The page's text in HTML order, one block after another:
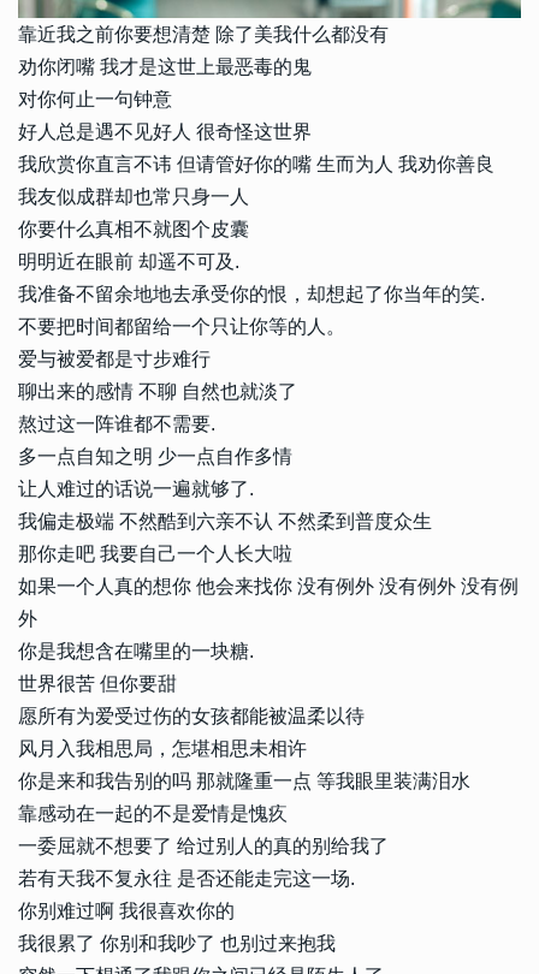
靠近我之前你要想清楚 除了美我什么都没有
劝你闭嘴 我才是这世上最恶毒的鬼
对你何止一句钟意
好人总是遇不见好人 很奇怪这世界
我欣赏你直言不讳 但请管好你的嘴 生而为人 我劝你善良
我友似成群却也常只身一人
你要什么真相不就图个皮囊
明明近在眼前 却遥不可及.
我准备不留余地地去承受你的恨，却想起了你当年的笑.
不要把时间都留给一个只让你等的人。
爱与被爱都是寸步难行
聊出来的感情 不聊 自然也就淡了
熬过这一阵谁都不需要.
多一点自知之明 少一点自作多情
让人难过的话说一遍就够了.
我偏走极端 不然酷到六亲不认 不然柔到普度众生
那你走吧 我要自己一个人长大啦
如果一个人真的想你 他会来找你 没有例外 没有例外 没有例
外
你是我想含在嘴里的一块糖.
世界很苦 但你要甜
愿所有为爱受过伤的女孩都能被温柔以待
风月入我相思局，怎堪相思未相许
你是来和我告别的吗 那就隆重一点 等我眼里装满泪水
靠感动在一起的不是爱情是愧疚
一委屈就不想要了 给过别人的真的别给我了
若有天我不复永往 是否还能走完这一场.
你别难过啊 我很喜欢你的
我很累了 你别和我吵了 也别过来抱我